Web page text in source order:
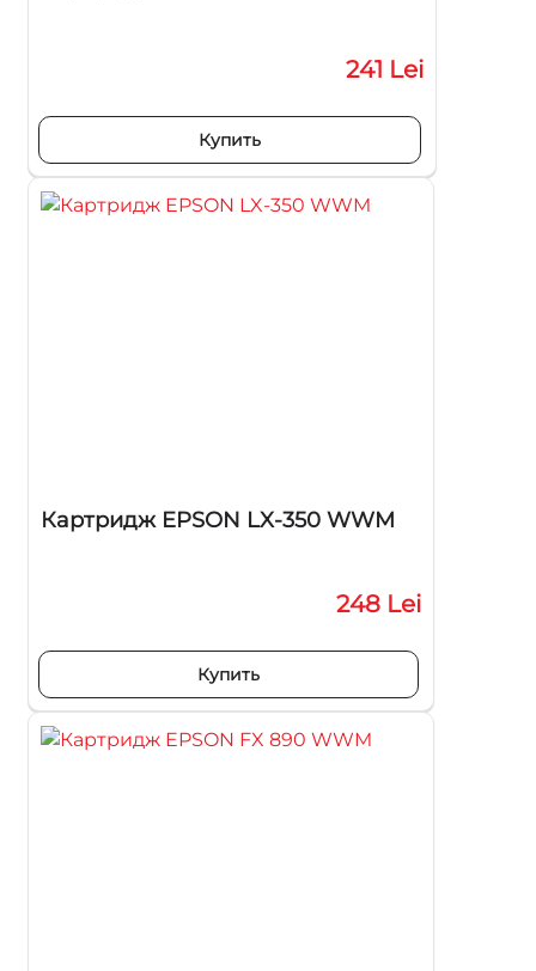
241 Lei
Купить
Картридж EPSON LX-350 WWM
248 Lei
Купить